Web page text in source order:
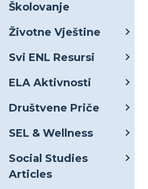
Školovanje
Životne Vještine
Svi ENL Resursi
ELA Aktivnosti
Društvene Priče
SEL & Wellness
Social Studies
Articles